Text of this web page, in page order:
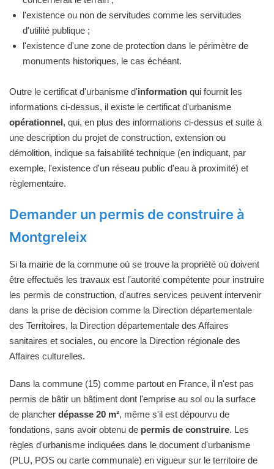
l'existence ou non de servitudes comme les servitudes
d'utilité publique ;
l'existence d'une zone de protection dans le périmètre de
monuments historiques, le cas échéant.
Outre le certificat d'urbanisme d'information qui fournit les
informations ci-dessus, il existe le certificat d'urbanisme
opérationnel, qui, en plus des informations ci-dessus et suite à
une description du projet de construction, extension ou
démolition, indique sa faisabilité technique (en indiquant, par
exemple, l'existence d'un réseau public d'eau à proximité) et
règlementaire.
Demander un permis de construire à
Montgreleix
Si la mairie de la commune où se trouve la propriété où doivent
être effectués les travaux est l'autorité compétente pour instruire
les permis de construction, d'autres services peuvent intervenir
dans la prise de décision comme la Direction départementale
des Territoires, la Direction départementale des Affaires
sanitaires et sociales, ou encore la Direction régionale des
Affaires culturelles.
Dans la commune (15) comme partout en France, il n'est pas
permis de bâtir un bâtiment dont l'emprise au sol ou la surface
de plancher dépasse 20 m², même s'il est dépourvu de
fondations, sans avoir obtenu de permis de construire. Les
règles d'urbanisme indiquées dans le document d'urbanisme
(PLU, POS ou carte communale) en vigueur sur le territoire de